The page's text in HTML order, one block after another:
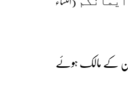
جن کے مالک ہوئے